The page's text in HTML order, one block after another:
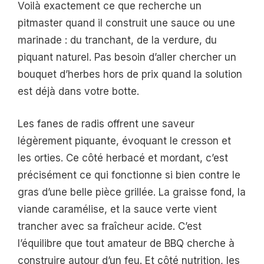
Voilà exactement ce que recherche un
pitmaster quand il construit une sauce ou une
marinade : du tranchant, de la verdure, du
piquant naturel. Pas besoin d’aller chercher un
bouquet d’herbes hors de prix quand la solution
est déjà dans votre botte.
Les fanes de radis offrent une saveur
légèrement piquante, évoquant le cresson et
les orties. Ce côté herbacé et mordant, c’est
précisément ce qui fonctionne si bien contre le
gras d’une belle pièce grillée. La graisse fond, la
viande caramélise, et la sauce verte vient
trancher avec sa fraîcheur acide. C’est
l’équilibre que tout amateur de BBQ cherche à
construire autour d’un feu. Et côté nutrition, les